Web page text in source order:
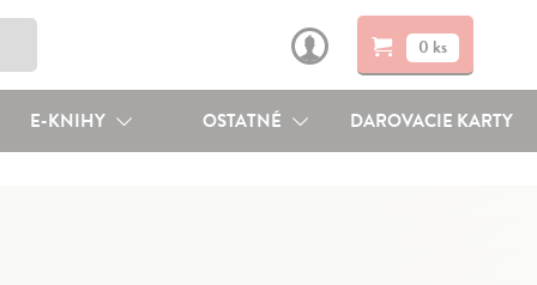
0 ks
E-KNIHY OSTATNÉ DAROVACIE KARTY